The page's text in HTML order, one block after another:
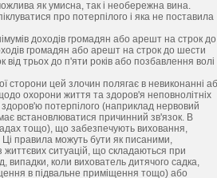
як умисна, так і необережна вина.
про потерпілого і яка не поставила
доходів громадян або арешт на строк до
громадян або арешт на строк до шести
трьох до п'яти років або позбавлення волі
сторони цей злочин полягає в невиконанні
охорони життя та здоров'я неповнолітніх
потерпілого (наприклад нервовий
встановлюватися причинний зв'язок. В
тощо), що забезпечують виховання,
Ці правила можуть бути як писаними,
життєвих ситуацій, що складаються при
коли вихователь дитячого садка,
в підвальне приміщення тощо) або